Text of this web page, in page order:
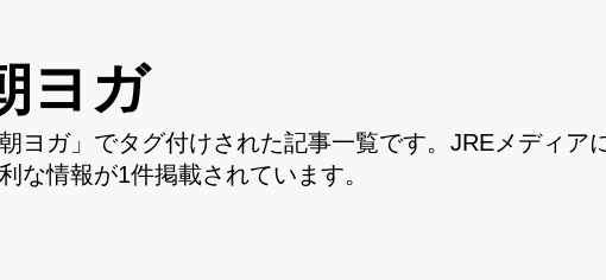
ヨガ
ヨガ」でタグ付けされた記事一覧です。JREメディア
な情報が1件掲載されています。